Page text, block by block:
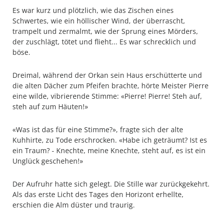
Es war kurz und plötzlich, wie das Zischen eines
Schwertes, wie ein höllischer Wind, der überrascht,
trampelt und zermalmt, wie der Sprung eines Mörders,
der zuschlägt, tötet und flieht... Es war schrecklich und
böse.
Dreimal, während der Orkan sein Haus erschütterte und
die alten Dächer zum Pfeifen brachte, hörte Meister Pierre
eine wilde, vibrierende Stimme: «Pierre! Pierre! Steh auf,
steh auf zum Häuten!»
«Was ist das für eine Stimme?», fragte sich der alte
Kuhhirte, zu Tode erschrocken. «Habe ich geträumt? Ist es
ein Traum? - Knechte, meine Knechte, steht auf, es ist ein
Unglück geschehen!»
Der Aufruhr hatte sich gelegt. Die Stille war zurückgekehrt.
Als das erste Licht des Tages den Horizont erhellte,
erschien die Alm düster und traurig.